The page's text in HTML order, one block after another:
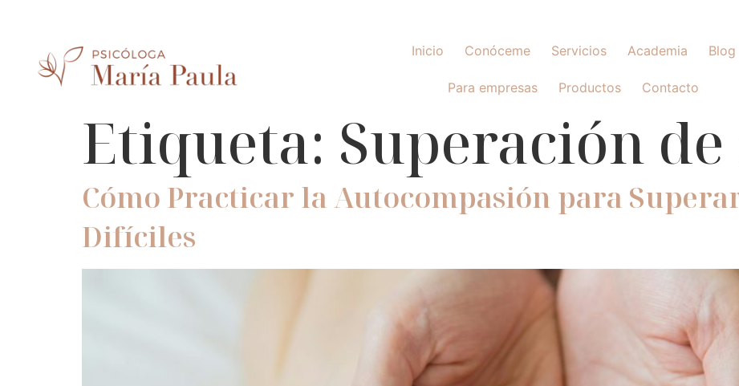
Inicio Conóceme Servicios Academia Blog
Para empresas Productos Contacto
Etiqueta: Superación
Cómo Practicar la Autocompasión para
Difíciles